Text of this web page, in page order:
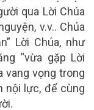
qua Lời Chúa
v.v.. Chúa
Lời Chúa, như
“vừa gặp Lời
vang vọng trong
nội lực, để cùng